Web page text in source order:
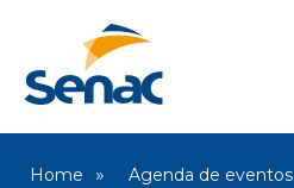
Home Agenda de eventos